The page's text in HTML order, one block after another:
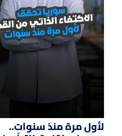
01:33
لأول مرة منذ سنوات..